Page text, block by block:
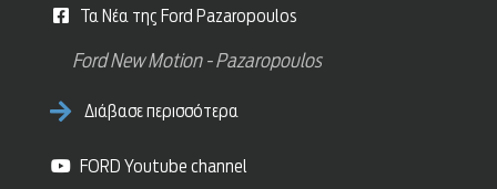
Τα Νέα της Ford Pazaropoulos
Ford New Motion - Pazaropoulos
Διάβασε περισσότερα
FORD Youtube channel